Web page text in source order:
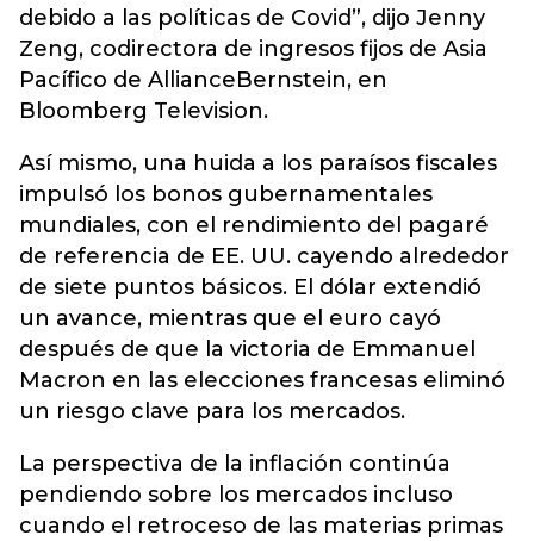
debido a las políticas de Covid”, dijo Jenny
Zeng, codirectora de ingresos fijos de Asia
Pacífico de AllianceBernstein, en
Bloomberg Television.
Así mismo, una huida a los paraísos fiscales
impulsó los bonos gubernamentales
mundiales, con el rendimiento del pagaré
de referencia de EE. UU. cayendo alrededor
de siete puntos básicos. El dólar extendió
un avance, mientras que el euro cayó
después de que la victoria de Emmanuel
Macron en las elecciones francesas eliminó
un riesgo clave para los mercados.
La perspectiva de la inflación continúa
pendiendo sobre los mercados incluso
cuando el retroceso de las materias primas